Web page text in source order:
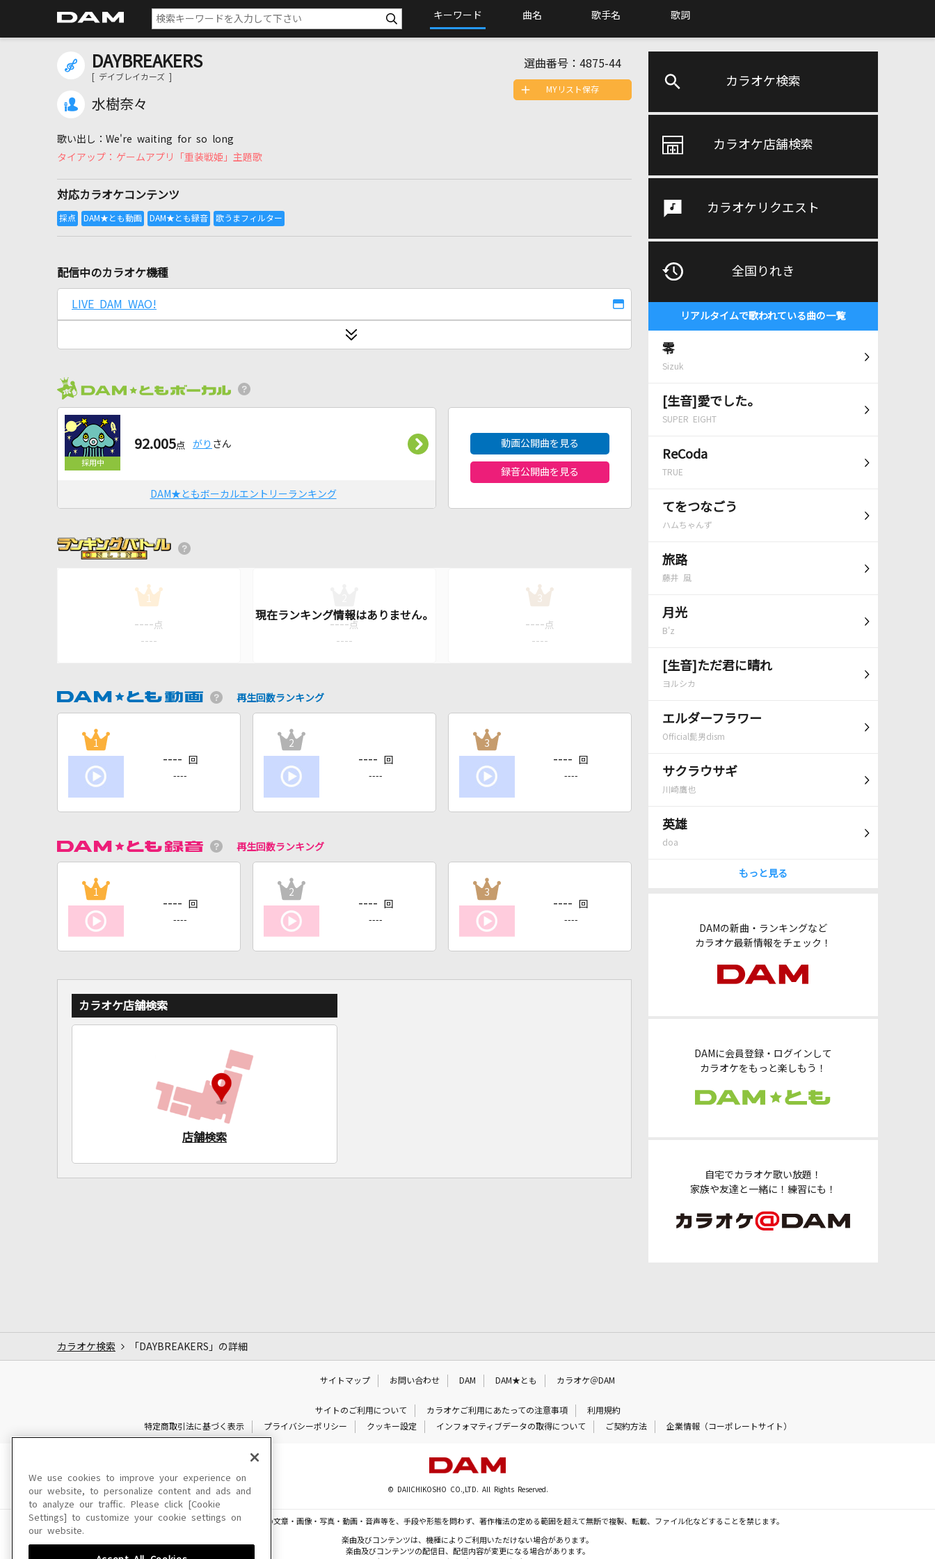
キーワード 曲名 歌手名 歌詞
カラオケ検索
カラオケ店舗検索
カラオケリクエスト
全国りれき
リアルタイムで歌われている曲の一覧
零
Sizuk
[生音]愛でした。
SUPER EIGHT
ReCoda
TRUE
てをつなごう
ハムちゃんず
旅路
藤井 風
月光
B'z
[生音]ただ君に晴れ
ヨルシカ
エルダーフラワー
Official髭男dism
サクラウサギ
川崎鷹也
英雄
doa
もっと見る
DAMの新曲・ランキングなど
カラオケ最新情報をチェック！
DAMに会員登録・ログインして
カラオケをもっと楽しもう！
自宅でカラオケ歌い放題！
家族や友達と一緒に！練習にも！
DAYBREAKERS
[ デイブレイカーズ ]
水樹奈々
選曲番号： 4875-44
We're waiting for so long
ゲームアプリ「重装戦姫」主題歌
対応カラオケコンテンツ
MYリスト保存
配信中のカラオケ機種
LIVE DAM WAO!
92.005点 がり さん
DAM★ともボーカルエントリーランキング
動画公開曲を見る
録音公開曲を見る
1
---- 点
----
---- 点
----
3
---- 点
----
再生回数ランキング
1
---- 回
----
2
---- 回
----
3
---- 回
----
再生回数ランキング
1
---- 回
----
2
---- 回
----
3
---- 回
----
カラオケ店舗検索
店舗検索
カラオケ検索 「DAYBREAKERS」の詳細
サイトマップ お問い合わせ DAM DAM★とも カラオケ＠DAM
サイトのご利用について カラオケご利用にあたっての注意事項
利用規約
特定商取引法に基づく表示
プライバシーポリシー クッキー設定 インフォマティブデータの取得について ご契約方法 企業情報（コーポレートサイト）
© DAIICHIKOSHO CO.,LTD. All Rights Reserved.
このサイトに掲載されている一切の文章・画像・写真・動画・音声等を、手段や形態を問わず、著作権法の定める範囲を超えて無断で複製、転載、ファイル化などすることを禁じます。
楽曲及びコンテンツは、機種によりご利用いただけない場合があります。
楽曲及びコンテンツの配信日、配信内容が変更になる場合があります。
We use cookies to improve your experience on
our website, to personalize content and ads and
to analyze our traffic. Please click [Cookie
Settings] to customize your cookie settings on
our website.